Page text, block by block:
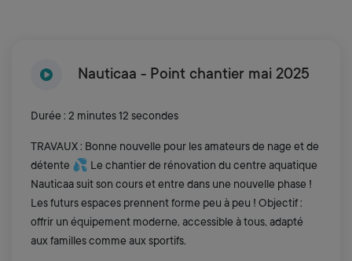
Nauticaa - Point chantier mai 2025
Durée : 2 minutes 12 secondes
TRAVAUX : Bonne nouvelle pour les amateurs de nage et de
détente 💦 Le chantier de rénovation du centre aquatique
Nauticaa suit son cours et entre dans une nouvelle phase !
Les futurs espaces prennent forme peu à peu ! Objectif :
offrir un équipement moderne, accessible à tous, adapté
aux familles comme aux sportifs.